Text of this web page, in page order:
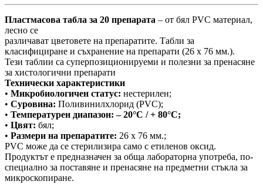
Пластмасова табла за 20 препарата – от бял PVC материал,
лесно се
различават цветовете на препаратите. Табли за
класифициране и съхранение на препарати (26 x 76 мм.).
Тези таблии са суперпозиционируеми и полезни за пренасяне
за хистологични препарати
Технически характеристики
• Микробиологичен статус: нестерилен;
• Суровина: Поливинилхлорид (PVC);
• Температурен диапазон: – 20°C / + 80°C;
• Цвят: бял;
• Размери на препаратите: 26 x 76 мм.;
PVC може да се стерилизира само с етиленов оксид.
Продуктът е предназначен за обща лабораторна употреба, по-
специално за поставяне и пренасяне на предметни стъкла за
микроскопиране.